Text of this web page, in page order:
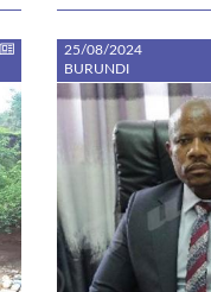
25/08/2024
BURUNDI